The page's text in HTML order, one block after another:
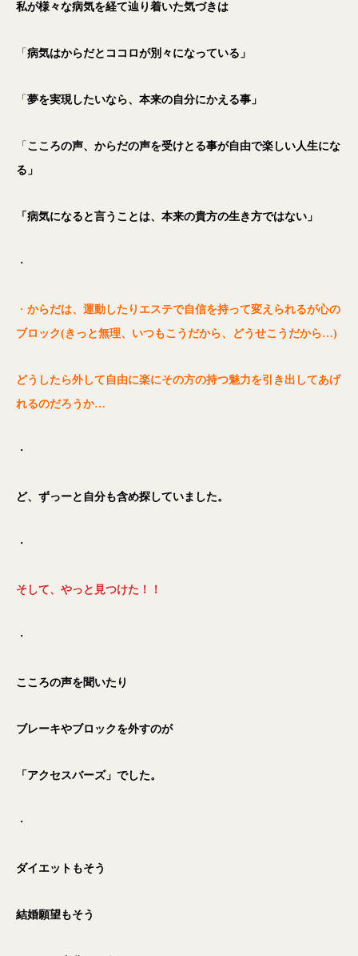
私が様々な病気を経て辿り着いた気づきは
「 病気はからだとココロが別々になっている」
「 夢を実現したいなら、本来の自分にかえる事」
「 こころの声、からだの声を受けとる事が自由で楽しい人生にな
る」
「病気になると言うことは、本来の貴方の生き方ではない」
・
・ からだは、運動したりエステで自信を持って変えられるが心の
ブロック(きっと無理、いつもこうだから、どうせこうだから…)
どうしたら外して自由に楽にその方の持つ魅力を引き出してあげ
れるのだろうか…
・
ど、ずっーと自分も含め探していました。
・
そして、やっと見つけた！！
・
こころの声を聞いたり
ブレーキやブロックを外すのが
「アクセスバーズ」でした。
・
ダイエットもそう
結婚願望もそう